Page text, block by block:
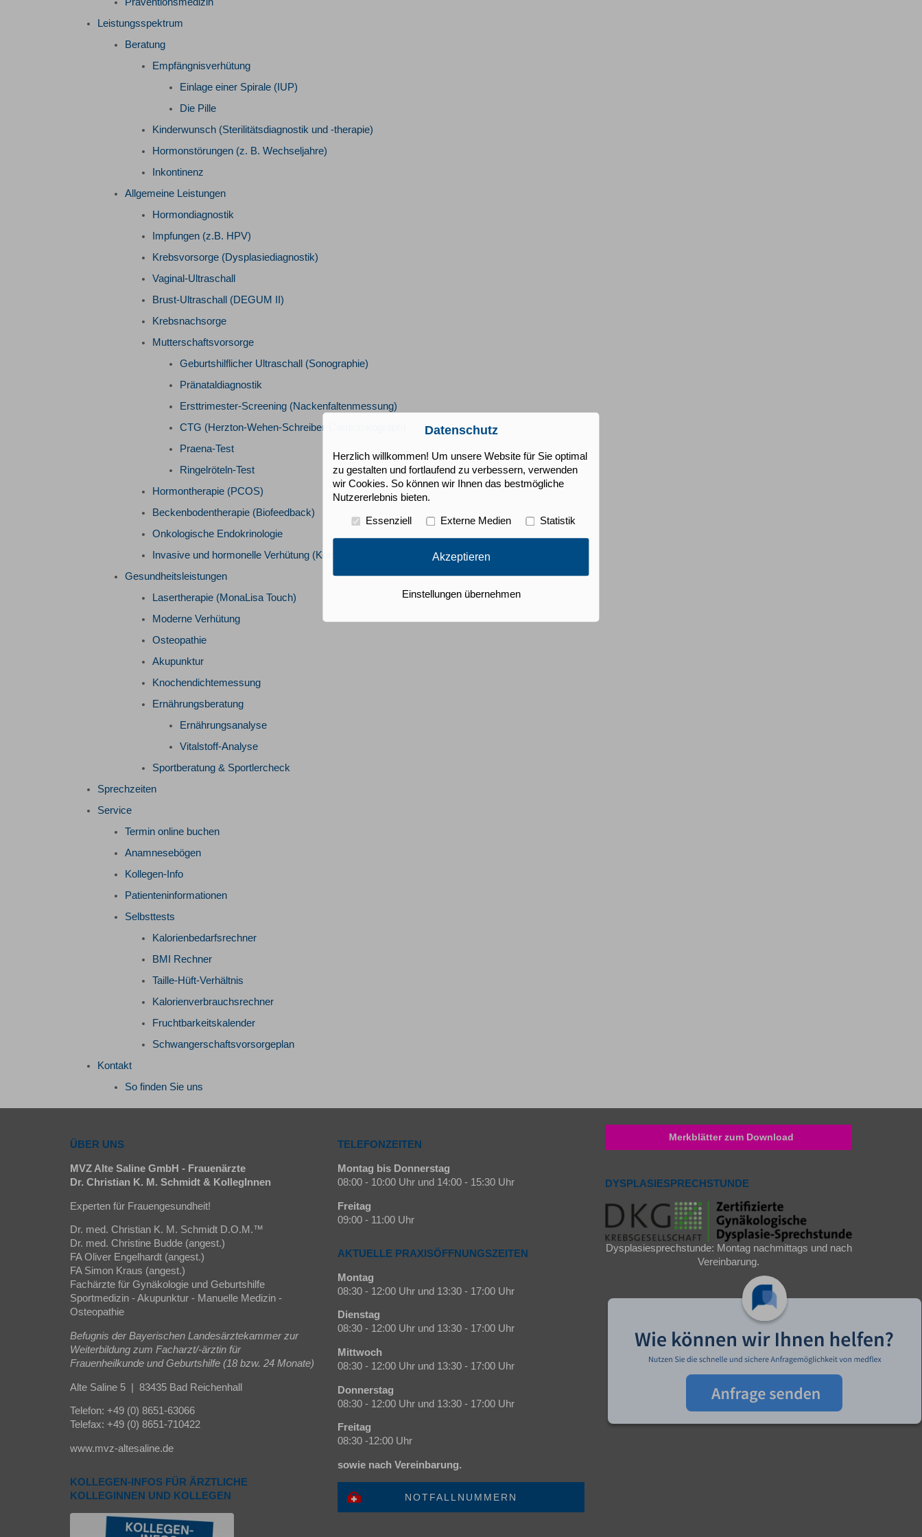
Leistungsspektrum
Beratung
Empfängnisverhütung
Einlage einer Spirale (IUP)
Die Pille
Kinderwunsch (Sterilitätsdiagnostik und -therapie)
Hormonstörungen (z. B. Wechseljahre)
Inkontinenz
Allgemeine Leistungen
Hormondiagnostik
Impfungen (z.B. HPV)
Krebsvorsorge (Dysplasiediagnostik)
Vaginal-Ultraschall
Brust-Ultraschall (DEGUM II)
Krebsnachsorge
Mutterschaftsvorsorge
Geburtshilflicher Ultraschall (Sonographie)
Pränataldiagnostik
Ersttrimester-Screening (Nackenfaltenmessung)
CTG (Herzton-Wehen-Schreiber-Cardiotokograph)
Praena-Test
Ringelröteln-Test
Hormontherapie (PCOS)
Beckenbodentherapie (Biofeedback)
Onkologische Endokrinologie
Invasive und hormonelle Verhütung (Kontrazeption)
Gesundheitsleistungen
Lasertherapie (MonaLisa Touch)
Moderne Verhütung
Osteopathie
Akupunktur
Knochendichtemessung
Ernährungsberatung
Ernährungsanalyse
Vitalstoff-Analyse
Sportberatung & Sportlercheck
Sprechzeiten
Service
Termin online buchen
Anamnesebögen
Kollegen-Info
Patienteninformationen
Selbsttests
Kalorienbedarfsrechner
BMI Rechner
Taille-Hüft-Verhältnis
Kalorienverbrauchsrechner
Fruchtbarkeitskalender
Schwangerschaftsvorsorgeplan
Kontakt
So finden Sie uns
ÜBER UNS
MVZ Alte Saline GmbH - Frauenärzte
Dr. Christian K. M. Schmidt & KollegInnen
Experten für Frauengesundheit!
Dr. med. Christian K. M. Schmidt D.O.M.™
Dr. med. Christine Budde (angest.)
FA Oliver Engelhardt (angest.)
FA Simon Kraus (angest.)
Fachärzte für Gynäkologie und Geburtshilfe
Sportmedizin - Akupunktur - Manuelle Medizin -
Osteopathie
Befugnis der Bayerischen Landesärztekammer zur
Weiterbildung zum Facharzt/-ärztin für
Frauenheilkunde und Geburtshilfe (18 bzw. 24 Monate)
Alte Saline 5 | 83435 Bad Reichenhall
Telefon: +49 (0) 8651-63066
Telefax: +49 (0) 8651-710422
www.mvz-altesaline.de
KOLLEGEN-INFOS FÜR ÄRZTLICHE
KOLLEGINNEN UND KOLLEGEN
TELEFONZEITEN
Montag bis Donnerstag
08:00 - 10:00 Uhr und 14:00 - 15:30 Uhr
Freitag
09:00 - 11:00 Uhr
AKTUELLE PRAXISÖFFNUNGSZEITEN
Montag
08:30 - 12:00 Uhr und 13:30 - 17:00 Uhr
Dienstag
08:30 - 12:00 Uhr und 13:30 - 17:00 Uhr
Mittwoch
08:30 - 12:00 Uhr und 13:30 - 17:00 Uhr
Donnerstag
08:30 - 12:00 Uhr und 13:30 - 17:00 Uhr
Freitag
08:30 -12:00 Uhr
sowie nach Vereinbarung.
NOTFALLNUMMERN
Merkblätter zum Download
DYSPLASIESPRECHSTUNDE
Dysplasiesprechstunde: Montag nachmittags und nach
Vereinbarung.
Datenschutz
Herzlich willkommen! Um unsere Website für Sie optimal
zu gestalten und fortlaufend zu verbessern, verwenden
wir Cookies. So können wir Ihnen das bestmögliche
Nutzererlebnis bieten.
Essenziell Externe Medien Statistik
Akzeptieren
Einstellungen übernehmen